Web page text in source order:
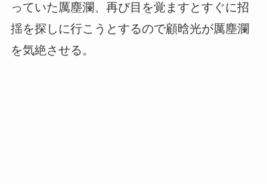
っていた厲塵瀾、再び目を覚ますとすぐに招
揺を探しに行こうとするので顧晗光が厲塵瀾
を気絶させる。